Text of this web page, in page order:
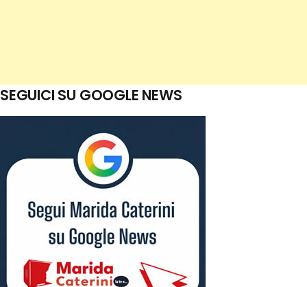
SEGUICI SU GOOGLE NEWS